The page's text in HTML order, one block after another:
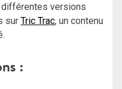
différentes versions
sur Tric Trac, un contenu
: